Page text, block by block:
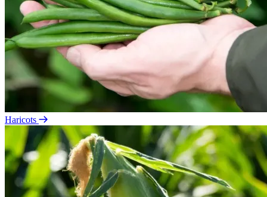
Haricots